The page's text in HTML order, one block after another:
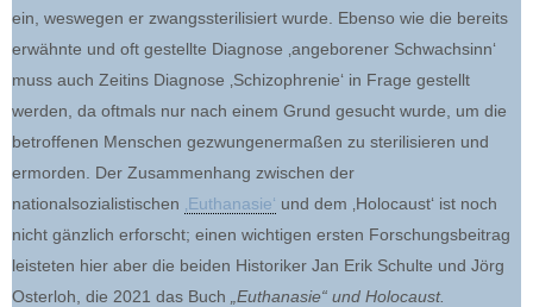
ein, weswegen er zwangssterilisiert wurde. Ebenso wie die bereits
erwähnte und oft gestellte Diagnose ‚angeborener Schwachsinn‘
muss auch Zeitins Diagnose ‚Schizophrenie‘ in Frage gestellt
werden, da oftmals nur nach einem Grund gesucht wurde, um die
betroffenen Menschen gezwungenermaßen zu sterilisieren und
ermorden. Der Zusammenhang zwischen der
nationalsozialistischen ‚Euthanasie‘ und dem ‚Holocaust‘ ist noch
nicht gänzlich erforscht; einen wichtigen ersten Forschungsbeitrag
leisteten hier aber die beiden Historiker Jan Erik Schulte und Jörg
Osterloh, die 2021 das Buch
„Euthanasie“ und Holocaust.